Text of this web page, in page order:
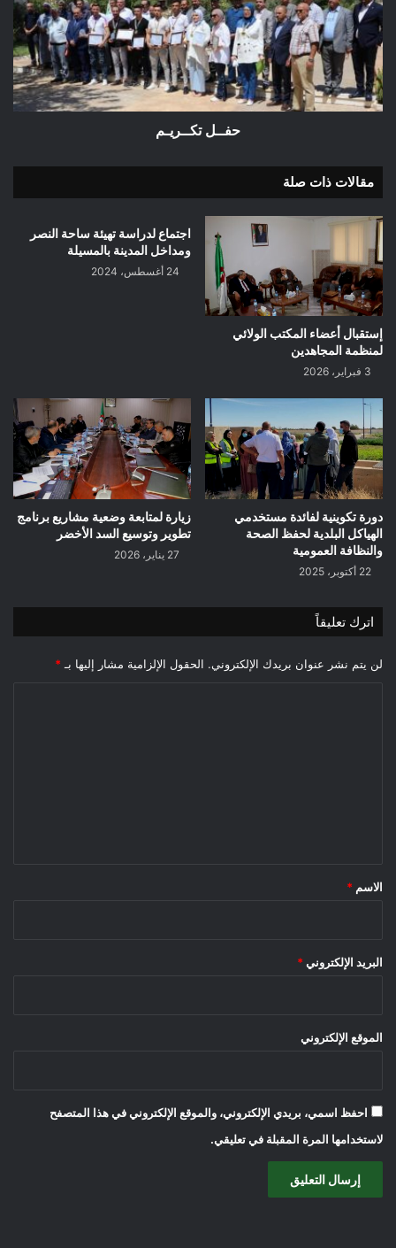
حفــل تكــريـم
مقالات ذات صلة
إستقبال أعضاء المكتب الولائي
لمنظمة المجاهدين
3 فبراير، 2026
اجتماع لدراسة تهيئة ساحة النصر
ومداخل المدينة بالمسيلة
24 أغسطس، 2024
دورة تكوينية لفائدة مستخدمي
الهياكل البلدية لحفظ الصحة
والنظافة العمومية
22 أكتوبر، 2025
زيارة لمتابعة وضعية مشاريع برنامج
تطوير وتوسيع السد الأخضر
27 يناير، 2026
اترك تعليقاً
لن يتم نشر عنوان بريدك الإلكتروني. الحقول الإلزامية مشار إليها بـ *
*
الاسم *
البريد الإلكتروني *
الموقع الإلكتروني
احفظ اسمي، بريدي الإلكتروني، والموقع الإلكتروني في هذا المتصفح
لاستخدامها المرة المقبلة في تعليقي.